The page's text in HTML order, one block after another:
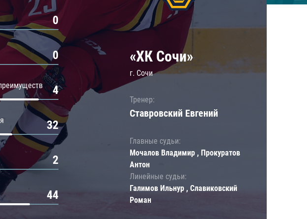
0
0
4
32
2
44
«ХК Сочи»
г. Сочи
Тренер:
Ставровский Евгений
Главные судьи:
Мочалов Владимир , Прокуратов
Антон
Линейные судьи:
Галимов Ильнур , Славиковский
Роман